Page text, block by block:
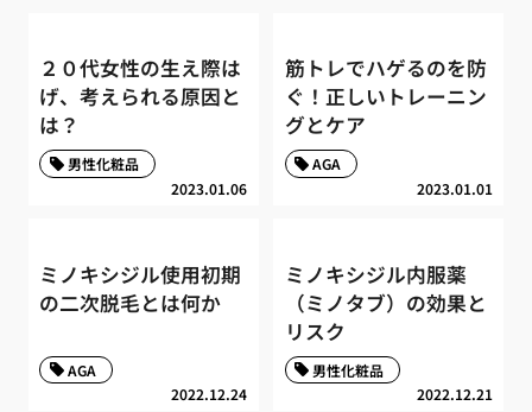
２０代女性の生え際は
げ、考えられる原因と
は？
2023.01.06
男性化粧品
筋トレでハゲるのを防
ぐ！正しいトレーニン
グとケア
2023.01.01
AGA
ミノキシジル使用初期
の二次脱毛とは何か
2022.12.24
AGA
ミノキシジル内服薬
（ミノタブ）の効果と
リスク
2022.12.21
男性化粧品